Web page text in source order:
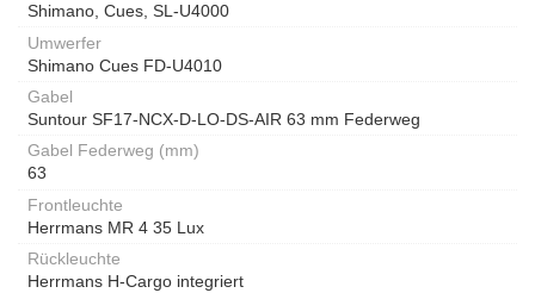
Shimano, Cues, SL-U4000
Umwerfer
Shimano Cues FD-U4010
Gabel
Suntour SF17-NCX-D-LO-DS-AIR 63 mm Federweg
Gabel Federweg (mm)
63
Frontleuchte
Herrmans MR 4 35 Lux
Rückleuchte
Herrmans H-Cargo integriert